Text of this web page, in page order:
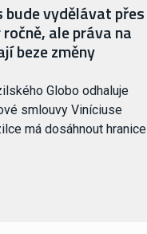
bude vydělávat přes
ale práva na
beze změny
Globo odhaluje
smlouvy Viníciuse
má dosáhnout hranice